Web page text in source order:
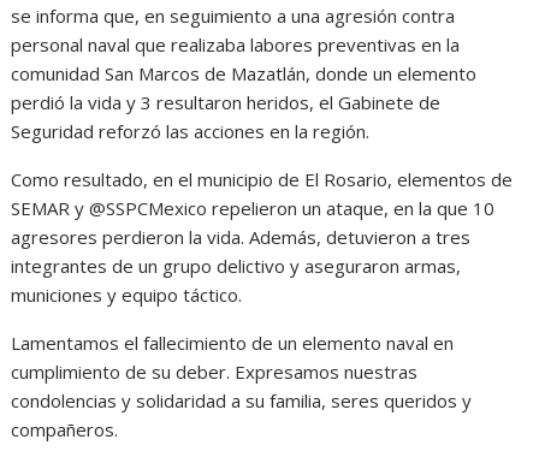
se informa que, en seguimiento a una agresión contra
personal naval que realizaba labores preventivas en la
comunidad San Marcos de Mazatlán, donde un elemento
perdió la vida y 3 resultaron heridos, el Gabinete de
Seguridad reforzó las acciones en la región.
Como resultado, en el municipio de El Rosario, elementos de
SEMAR y @SSPCMexico repelieron un ataque, en la que 10
agresores perdieron la vida. Además, detuvieron a tres
integrantes de un grupo delictivo y aseguraron armas,
municiones y equipo táctico.
Lamentamos el fallecimiento de un elemento naval en
cumplimiento de su deber. Expresamos nuestras
condolencias y solidaridad a su familia, seres queridos y
compañeros.